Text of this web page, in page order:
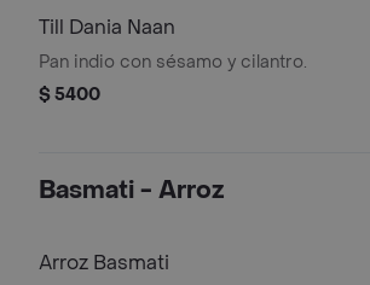
Till Dania Naan
Pan indio con sésamo y cilantro.
$ 5400
Basmati - Arroz
Arroz Basmati